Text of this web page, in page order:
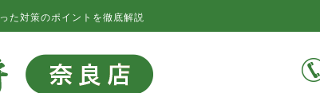
た対策のポイントを徹底解説